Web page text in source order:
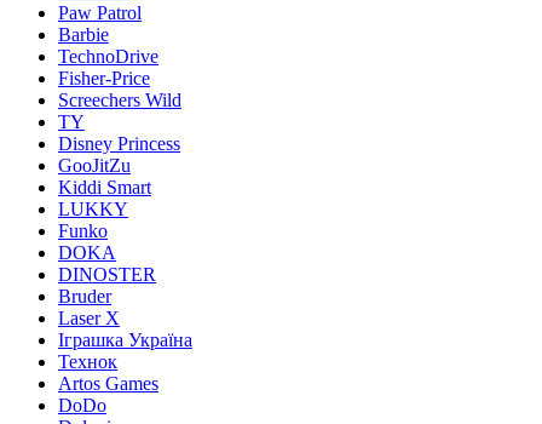
Paw Patrol
Barbie
TechnoDrive
Fisher-Price
Screechers Wild
TY
Disney Princess
GooJitZu
Kiddi Smart
LUKKY
Funko
DOKA
DINOSTER
Bruder
Laser X
Іграшка Україна
Технок
Artos Games
DoDo